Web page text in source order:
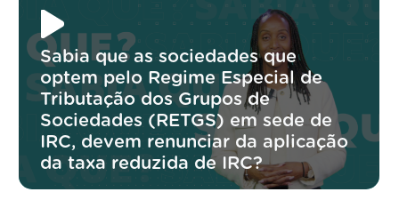
Sabia que as sociedades que
optem pelo Regime Especial de
Tributação dos Grupos de
Sociedades (RETGS) em sede de
IRC, devem renunciar da aplicação
da taxa reduzida de IRC?